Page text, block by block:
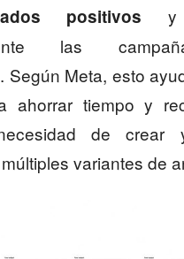
positivos y
las
Según Meta, esto
ahorrar tiempo y
de crear
variantes de